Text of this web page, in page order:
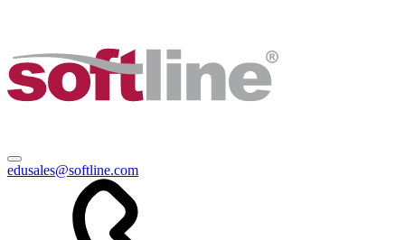
edusales@softline.com